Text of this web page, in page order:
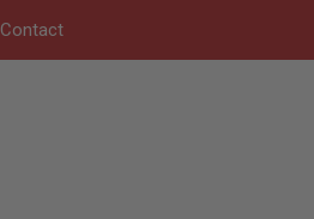
Contact